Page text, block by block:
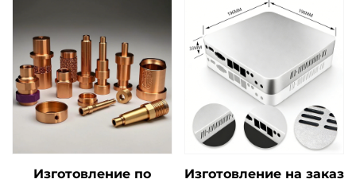
Изготовление по
Изготовление на заказ